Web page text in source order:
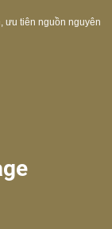
ưu tiên nguồn nguyên